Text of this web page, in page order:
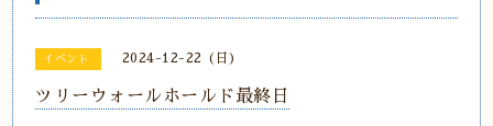
イベント 2024-12-22 (日)
ツリーウォールホールド最終日